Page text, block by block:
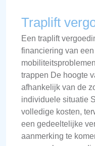
Traplift
Een traplift
financiering van
trappen De hoogte
afhankelijk van de
individuele situatie
volledige kosten,
een gedeeltelijke
aanmerking te